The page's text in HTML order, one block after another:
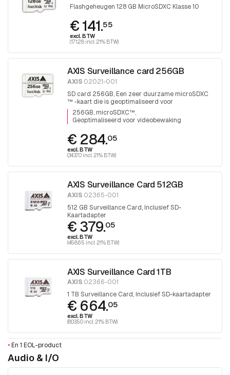
Flashgeheugen 128 GB MicroSDXC Klasse 10
€ 141.55
excl. BTW
(171.28 incl. 21% BTW)
AXIS Surveillance card 256GB
AXIS 02021-001
SD card 256GB, Een zeer duurzame microSDXC
™ -kaart die is geoptimaliseerd voor
videobewaking.
256GB, microSDXC™
Geoptimaliseerd voor videobewaking
€ 284.05
excl. BTW
(343.70 incl. 21% BTW)
AXIS Surveillance Card 512GB
AXIS 02365-001
512 GB Surveillance Card, Inclusief SD-
Kaartadapter
€ 379.05
excl. BTW
(458.65 incl. 21% BTW)
AXIS Surveillance Card 1TB
AXIS 02366-001
1 TB Surveillance Card, Inclusief SD-kaartadapter
€ 664.05
excl. BTW
(803.50 incl. 21% BTW)
• En 1 EOL-product
Audio & I/O